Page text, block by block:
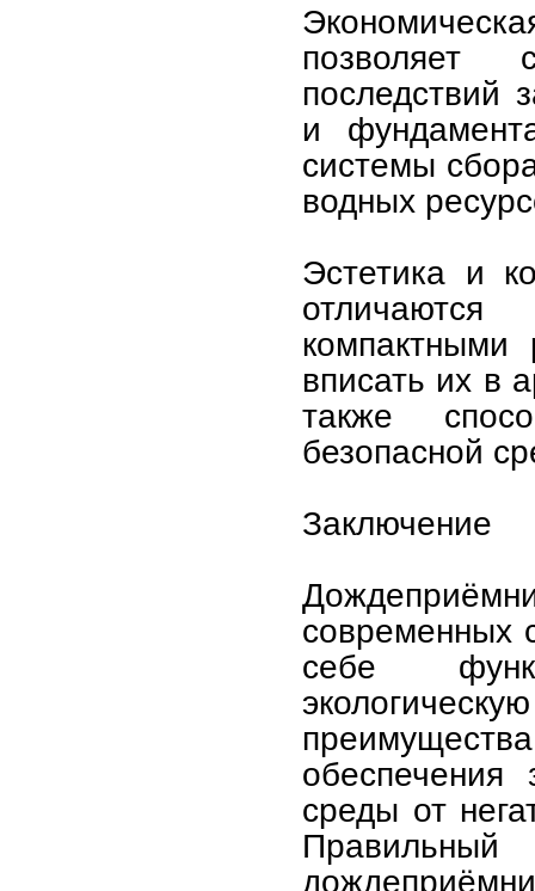
позволяет
последствий
и
системы
водных
Эстетика и
компактными
вписать их в
также
безопасной
Заключение
современных
себе
среды от